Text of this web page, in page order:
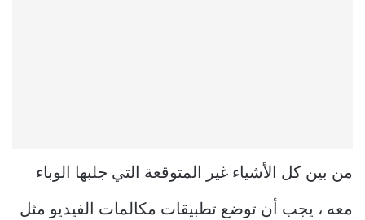
من بين كل الأشياء غير المتوقعة التي جلبها الوباء
معه ، يجب أن توضع تطبيقات مكالمات الفيديو مثل